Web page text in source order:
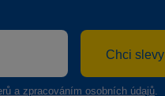
Chci slevy
a zpracováním osobních údajů.